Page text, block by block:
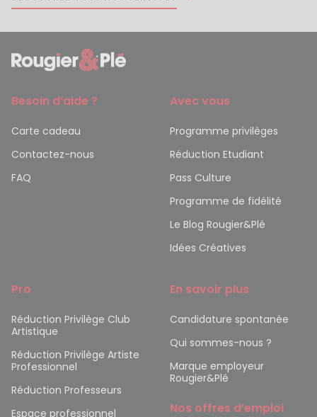
Besoin d’aide ?
Carte cadeau
Contactez-nous
FAQ
Avec vous
Programme privilèges
Réduction Etudiant
Pass Culture
Programme de fidélité
Le Blog Rougier&Plé
Idées Créatives
Pro
Réduction Privilège Club
Artistique
Réduction Privilège Artiste
Professionnel
Réduction Professeurs
Espace professionnel
En savoir plus
Candidature spontanée
Qui sommes-nous ?
Marque employeur
Rougier&Plé
Nos offres d’emploi